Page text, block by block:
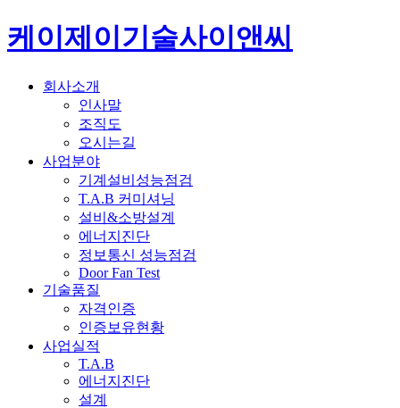
케이제이기술사이앤씨
회사소개
인사말
조직도
오시는길
사업분야
기계설비성능점검
T.A.B 커미셔닝
설비&소방설계
에너지진단
정보통신 성능점검
Door Fan Test
기술품질
자격인증
인증보유현황
사업실적
T.A.B
에너지진단
설계